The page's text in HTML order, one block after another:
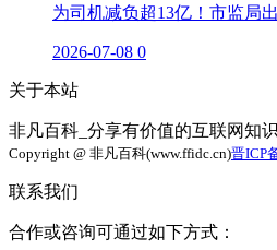
为司机减负超13亿！市监局
2026-07-08 0
关于本站
非凡百科_分享有价值的互联网知
Copyright @ 非凡百科(www.ffidc.cn)晋ICP
联系我们
合作或咨询可通过如下方式：